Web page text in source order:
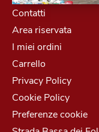
Contatti
Area riservata
I miei ordini
Carrello
Privacy Policy
Cookie Policy
Preferenze cookie